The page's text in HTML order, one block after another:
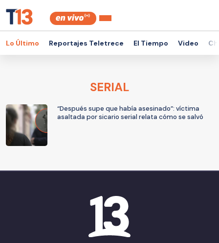
Lo Último Reportajes Teletrece El Tiempo Video
SERIAL
“Después supe que había asesinado”: víctima
asaltada por sicario serial relata cómo se salvó